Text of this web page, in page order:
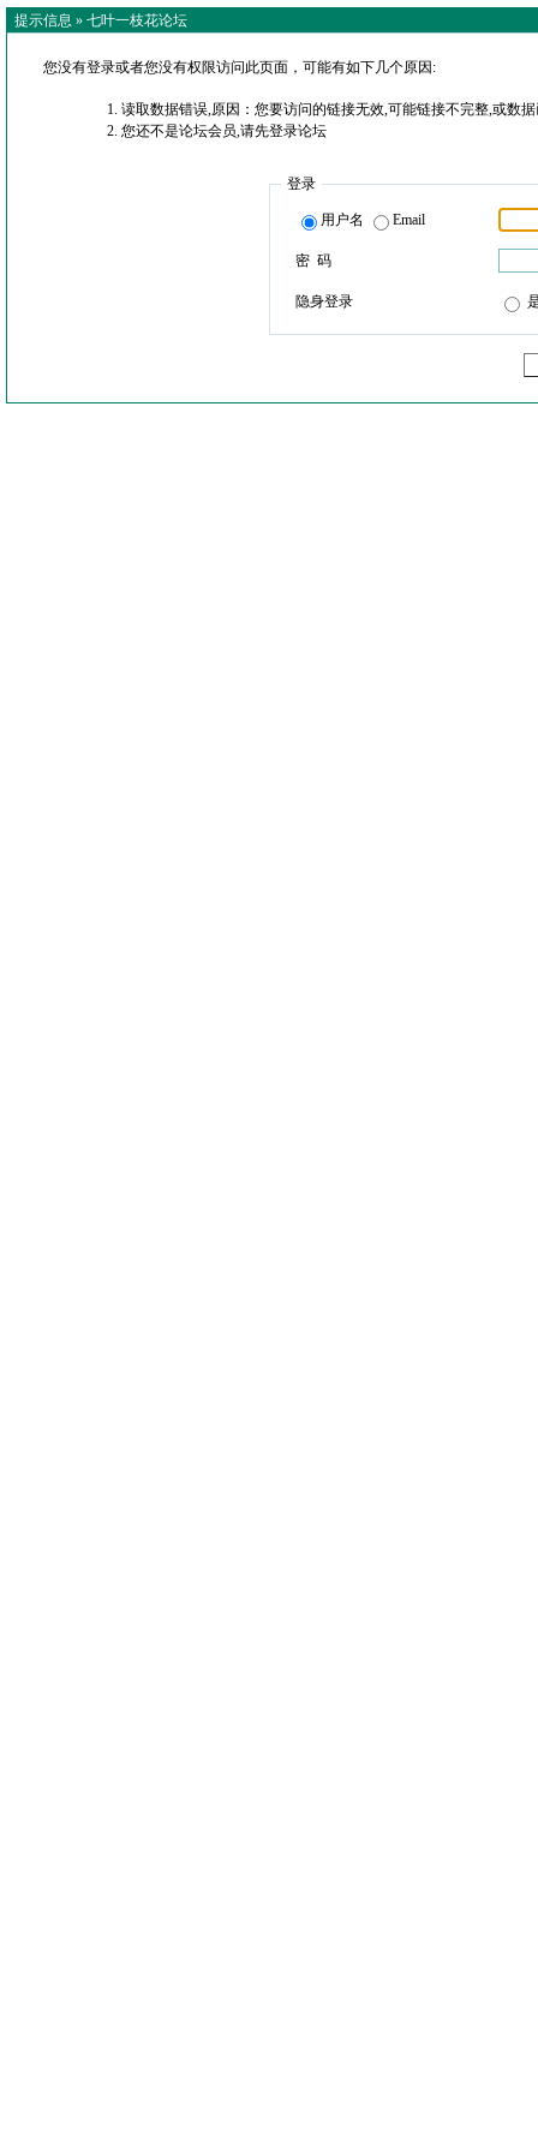
提示信息 » 七叶一枝花论坛
您没有登录或者您没有权限访问此页面，可能有如下几个原因:
读取数据错误,原因：您要访问的链接无效,可能链接不完整,或数
您还不是论坛会员,请先登录论坛
登录
用户名 Email
密 码
隐身登录